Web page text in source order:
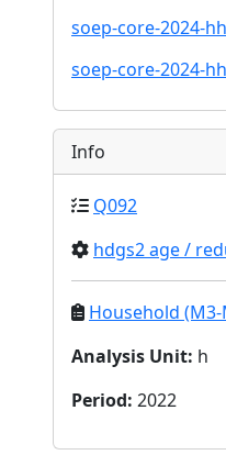
soep-core-2024-
soep-core-2024-
Info
Q092
hdgs2 age /
Household (M3-
Analysis Unit: h
Period: 2022